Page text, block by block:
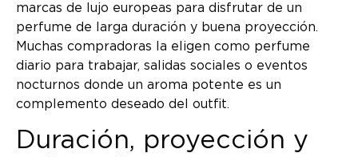
marcas de lujo europeas para disfrutar de un
perfume de larga duración y buena proyección.
Muchas compradoras la eligen como perfume
diario para trabajar, salidas sociales o eventos
nocturnos donde un aroma potente es un
complemento deseado del outfit.
Duración, proyección y